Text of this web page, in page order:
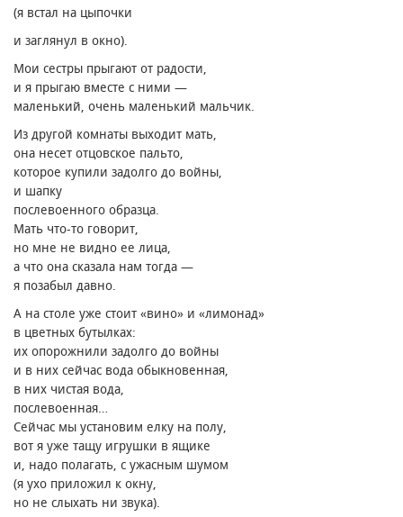
(я встал на цыпочки
и заглянул в окно).
Мои сестры прыгают от радости,
и я прыгаю вместе с ними —
маленький, очень маленький мальчик.
Из другой комнаты выходит мать,
она несет отцовское пальто,
которое купили задолго до войны,
и шапку
послевоенного образца.
Мать что-то говорит,
но мне не видно ее лица,
а что она сказала нам тогда —
я позабыл давно.
А на столе уже стоит «вино» и «лимонад»
в цветных бутылках։
их опорожнили задолго до войны
и в них сейчас вода обыкновенная,
в них чистая вода,
послевоенная…
Сейчас мы установим елку на полу,
вот я уже тащу игрушки в ящике
и, надо полагать, с ужасным шумом
(я ухо приложил к окну,
но не слыхать ни звука).